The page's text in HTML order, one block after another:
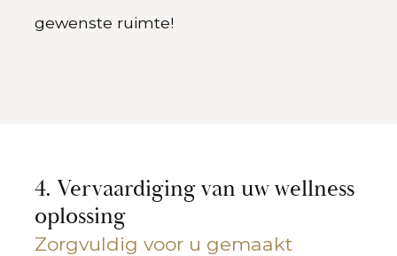
gewenste ruimte!
4. Vervaardiging van uw wellness
oplossing
Zorgvuldig voor u gemaakt